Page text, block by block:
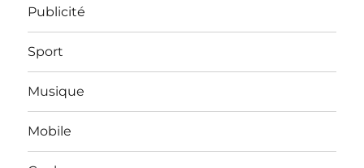
Publicité
Sport
Musique
Mobile